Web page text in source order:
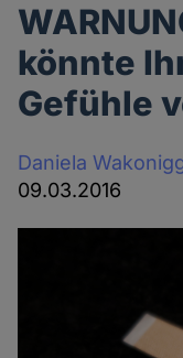
könnte
Gefühle
Daniela
09.03.2016